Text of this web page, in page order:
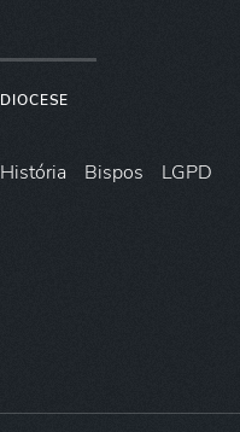
DIOCESE
História Bispos LGPD